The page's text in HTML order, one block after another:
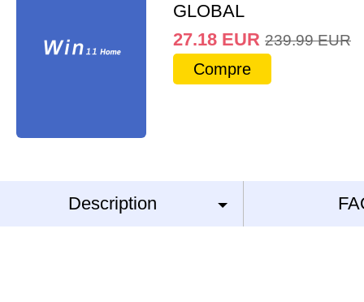
GLOBAL
27.18 EUR 239.99 EUR
Compre
Description